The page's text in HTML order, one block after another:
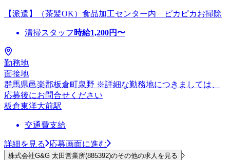
【派遣】（茶髪OK）食品加工センター内 ピカピカお掃除
清掃スタッフ 時給1,200円〜
勤務地
面接地
群馬県邑楽郡板倉町泉野 ※詳細な勤務地につきましては、
応募後にお問合せください
板倉東洋大前駅
交通費支給
詳細を見る 応募画面に進む
株式会社G&G 太田営業所(885392)のその他の求人を見る